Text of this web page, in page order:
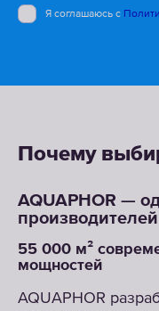
Я соглашаюсь с
Почему
AQUAPHOR —
55 000 м²
мощностей
AQUAPHOR